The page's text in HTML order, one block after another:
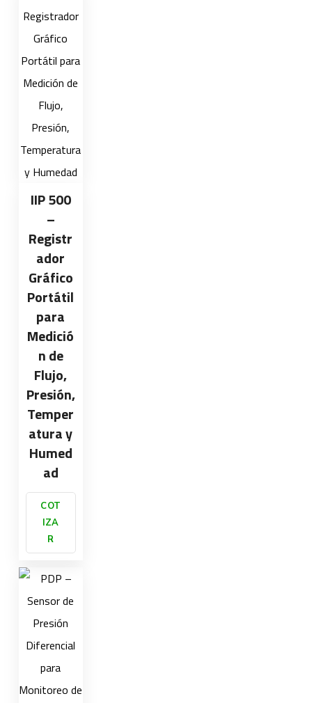
IIP 500
–
Registr
ador
Gráfico
Portátil
para
Medició
n de
Flujo,
Presión,
Temper
atura y
Humed
ad
COT
IZA
R